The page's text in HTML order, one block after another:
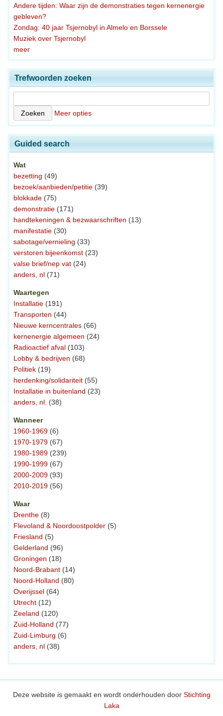
Andere tijden: Waar zijn de demonstraties tegen kernenergie
gebleven?
Zondag: 40 jaar Tsjernobyl in Almelo en Borssele
Muziek over Tsjernobyl
meer
Trefwoorden zoeken
Meer opties
Guided search
Wat
bezetting (49)
bezoek/aanbieden/petitie (39)
blokkade (75)
demonstratie (171)
handtekeningen & bezwaarschriften (13)
manifestatie (30)
sabotage/vernieling (33)
verstoren bijeenkomst (23)
valse brief/nep vat (24)
anders, nl (71)
Waartegen
Installatie (191)
Transporten (44)
Nieuwe kerncentrales (66)
kernenergie algemeen (24)
Radioactief afval (103)
Lobby & bedrijven (68)
Politiek (19)
herdenking/solidariteit (55)
Installatie in buitenland (23)
anders, nl. (38)
Wanneer
1960-1969 (6)
1970-1979 (67)
1980-1989 (239)
1990-1999 (67)
2000-2009 (93)
2010-2019 (56)
Waar
Drenthe (8)
Flevoland & Noordoostpolder (5)
Friesland (5)
Gelderland (96)
Groningen (18)
Noord-Brabant (14)
Noord-Holland (80)
Overijssel (64)
Utrecht (12)
Zeeland (120)
Zuid-Holland (77)
Zuid-Limburg (6)
anders, nl (38)
Deze website is gemaakt en wordt onderhouden door Stichting
Laka